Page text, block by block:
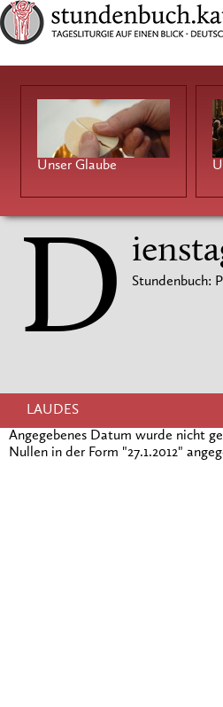
Unser Glaube
D Stundenbuch:
LAUDES
Angegebenes Datum wurde nicht
Nullen in der Form "27.1.2012"